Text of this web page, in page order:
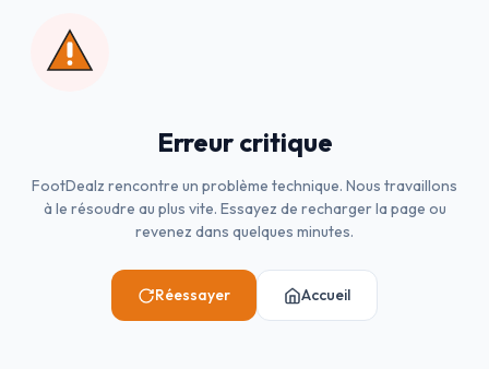
Erreur critique
FootDealz rencontre un problème technique. Nous travaillons
à le résoudre au plus vite. Essayez de recharger la page ou
revenez dans quelques minutes.
Réessayer Accueil